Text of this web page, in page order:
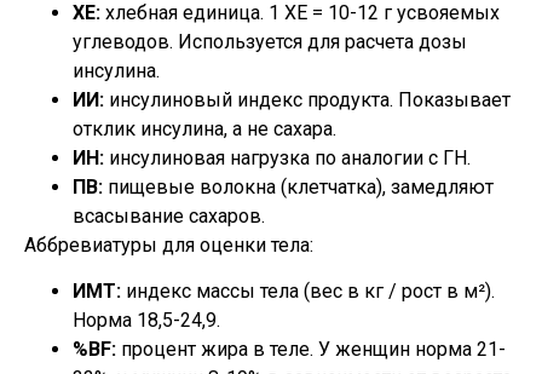
ХЕ: хлебная единица. 1 ХЕ = 10-12 г усвояемых
углеводов. Используется для расчета дозы
инсулина.
ИИ: инсулиновый индекс продукта. Показывает
отклик инсулина, а не сахара.
ИН: инсулиновая нагрузка по аналогии с ГН.
ПВ: пищевые волокна (клетчатка), замедляют
всасывание сахаров.
Аббревиатуры для оценки тела:
ИМТ: индекс массы тела (вес в кг / рост в м²).
Норма 18,5-24,9.
%BF: процент жира в теле. У женщин норма 21-